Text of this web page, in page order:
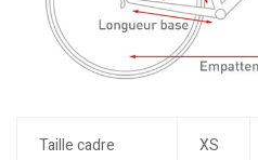
Taille cadre XS